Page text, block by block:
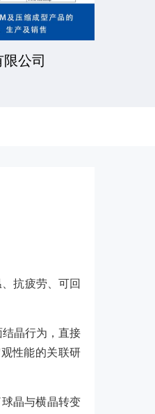
公司
抗疲劳、可回
晶行为，直接
性能的关联研
晶与横晶转变